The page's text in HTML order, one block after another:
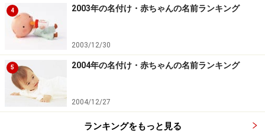
4 2003年の名付け・赤ちゃんの名前ランキング
2003/12/30
5 2004年の名付け・赤ちゃんの名前ランキング
2004/12/27
ランキングをもっと見る